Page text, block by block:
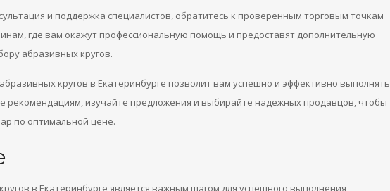
и поддержка специалистов, обратитесь к проверенным торговым точкам
где вам окажут профессиональную помощь и предоставят дополнительную
абразивных кругов.
кругов в Екатеринбурге позволит вам успешно и эффективно выполнять
рекомендациям, изучайте предложения и выбирайте надежных продавцов, чтобы
по оптимальной цене.
в Екатеринбурге является важным шагом для успешного выполнения